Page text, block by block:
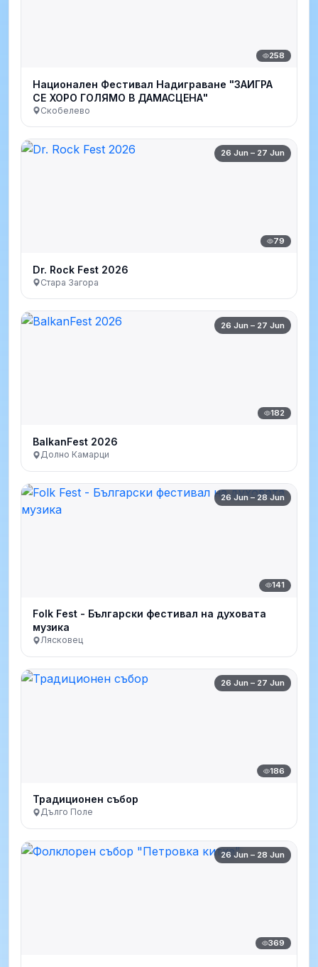
258
Национален Фестивал Надиграване "ЗАИГРА
СЕ ХОРО ГОЛЯМО В ДАМАСЦЕНА"
Скобелево
26 Jun – 27 Jun
79
Dr. Rock Fest 2026
Стара Загора
26 Jun – 27 Jun
182
BalkanFest 2026
Долно Камарци
26 Jun – 28 Jun
141
Folk Fest - Български фестивал на духовата
музика
Лясковец
26 Jun – 27 Jun
186
Традиционен събор
Дълго Поле
26 Jun – 28 Jun
369